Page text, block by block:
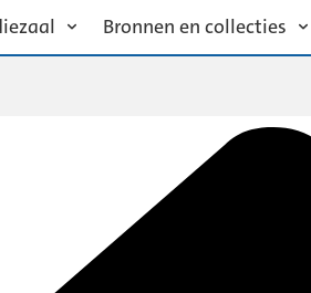
Bronnen en collecties